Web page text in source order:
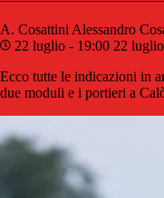
A. Cosattini Alessandro
22 luglio - 19:00 22 luglio
Ecco tutte le indicazioni in
due moduli e i portieri a